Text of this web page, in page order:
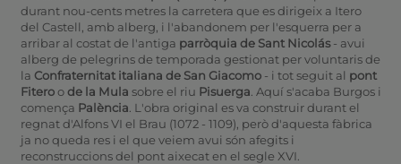
durant nou-cents metres la carretera que es dirigeix a Itero
del Castell, amb alberg, i l'abandonem per l'esquerra per a
arribar al costat de l'antiga parròquia de Sant Nicolás- avui
alberg de pelegrins de temporada gestionat per voluntaris de
la Confraternitat italiana de San Giacomo- i tot seguit al pont
Fiteroode la Mula sobre el riu Pisuerga . Aquí s'acaba Burgos i
comença Palència . L'obra original es va construir durant el
regnat d'Alfons VI el Brau (1072 - 1109), però d'aquesta fàbrica
ja no queda res i el que veiem avui són afegits i
reconstruccions del pont aixecat en el segle XVI.